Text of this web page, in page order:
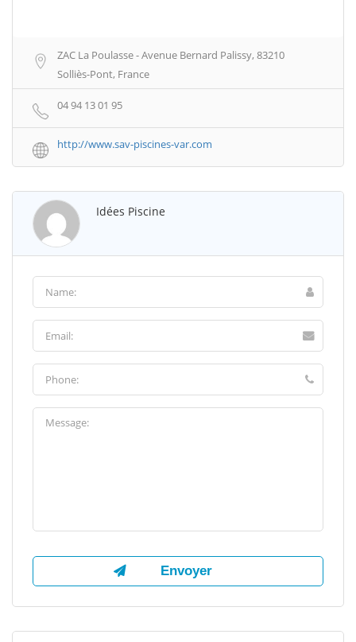
ZAC La Poulasse - Avenue Bernard Palissy, 83210
Solliès-Pont, France
04 94 13 01 95
http://www.sav-piscines-var.com
Idées Piscine